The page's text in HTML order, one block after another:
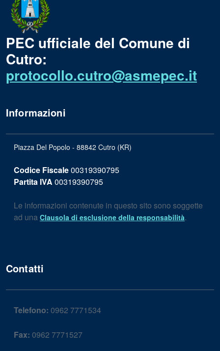
PEC ufficiale del Comune di
Cutro:
protocollo.cutro@asmepec.it
Informazioni
Piazza Del Popolo - 88842 Cutro (KR)
Codice Fiscale00319390795
Partita IVA 00319390795
Le informazioni contenute in questo sito sono soggette
ad una Clausola di esclusione della responsabilità.
Contatti
Telefono: 0962 7771534
Fax: 0962 7771527